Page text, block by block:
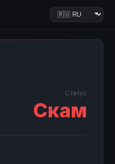
Статус
Скам